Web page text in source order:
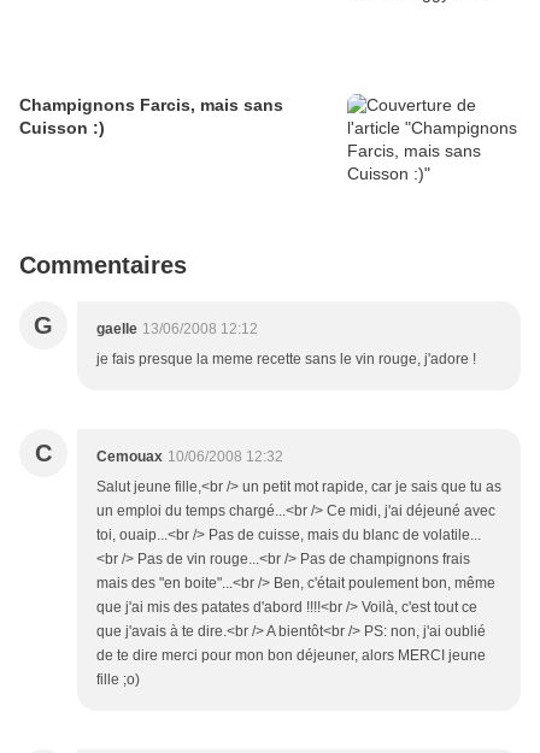
Champignons Farcis, mais sans
Cuisson :)
Commentaires
G gaelle 13/06/2008 12:12
je fais presque la meme recette sans le vin rouge, j'adore !
C Cemouax 10/06/2008 12:32
Salut jeune fille,<br /> un petit mot rapide, car je sais que tu as
un emploi du temps chargé...<br /> Ce midi, j'ai déjeuné avec
toi, ouaip...<br /> Pas de cuisse, mais du blanc de volatile...
<br /> Pas de vin rouge...<br /> Pas de champignons frais
mais des "en boite"...<br /> Ben, c'était poulement bon, même
que j'ai mis des patates d'abord !!!!<br /> Voilà, c'est tout ce
que j'avais à te dire.<br /> A bientôt<br /> PS: non, j'ai oublié
de te dire merci pour mon bon déjeuner, alors MERCI jeune
fille ;o)